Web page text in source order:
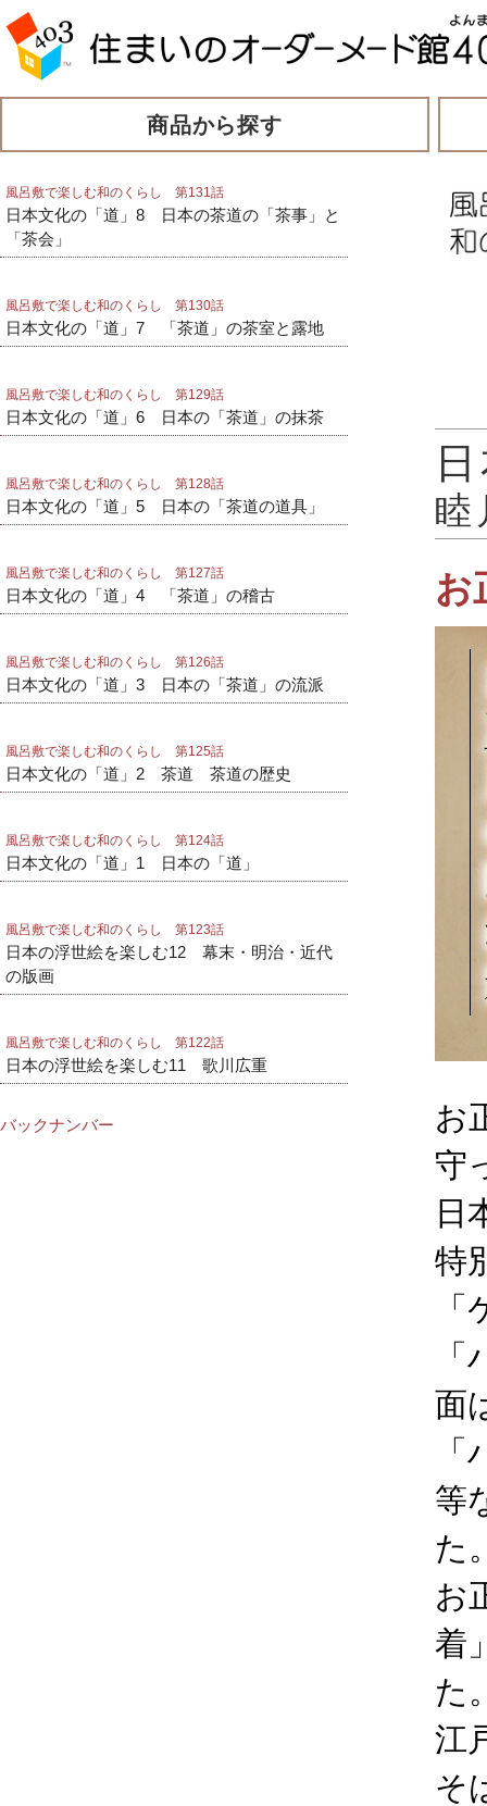
商品から探す
風呂敷で楽しむ和のくらし 第131話
日本文化の「道」8 日本の茶道の「茶事」と
「茶会」
風呂敷で楽しむ和のくらし 第130話
日本文化の「道」7 「茶道」の茶室と露地
風呂敷で楽しむ和のくらし 第129話
日本文化の「道」6 日本の「茶道」の抹茶
風呂敷で楽しむ和のくらし 第128話
日本文化の「道」5 日本の「茶道の道具」
風呂敷で楽しむ和のくらし 第127話
日本文化の「道」4 「茶道」の稽古
風呂敷で楽しむ和のくらし 第126話
日本文化の「道」3 日本の「茶道」の流派
風呂敷で楽しむ和のくらし 第125話
日本文化の「道」2 茶道 茶道の歴史
風呂敷で楽しむ和のくらし 第124話
日本文化の「道」1 日本の「道」
風呂敷で楽しむ和のくらし 第123話
日本の浮世絵を楽しむ12 幕末・明治・近代
の版画
風呂敷で楽しむ和のくらし 第122話
日本の浮世絵を楽しむ11 歌川広重
バックナンバー
睦
お
お
守
日
特
面
等
た
お
着
た
江
そ